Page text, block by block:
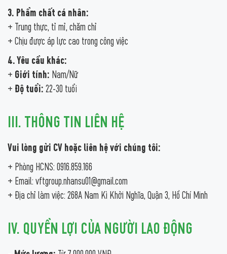
3. Phẩm chất cá nhân:
+ Trung thực, tỉ mỉ, chăm chỉ
+ Chịu được áp lực cao trong công việc
4. Yêu cầu khác:
+ Giới tính: Nam/Nữ
+ Độ tuổi: 22-30 tuổi
III. THÔNG TIN LIÊN HỆ
Vui lòng gửi CV hoặc liên hệ với chúng tôi:
+ Phòng HCNS: 0916.859.166
+ Email: vftgroup.nhansu01@gmail.com
+ Địa chỉ làm việc: 268A Nam Kì Khởi Nghĩa, Quận 3, Hồ Chí Minh
IV. QUYỀN LỢI CỦA NGƯỜI LAO ĐỘNG